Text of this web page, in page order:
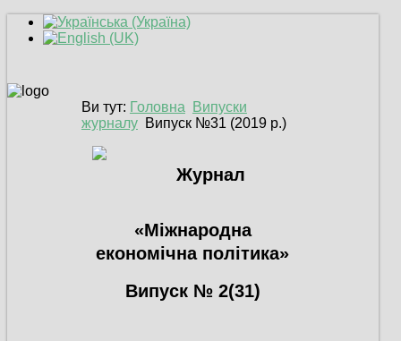
Ви тут: Головна
Випуски
журналу Випуск №31 (2019 р.)
Журнал
«Міжнародна
економічна політика»
Випуск № 2(31)